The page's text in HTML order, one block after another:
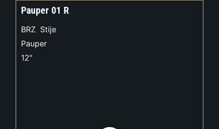
Pauper 01 R
BRZ, Stije
Pauper
12"